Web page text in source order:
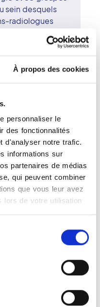
À propos des cookies
personnaliser le
des fonctionnalités
d'analyser notre trafic.
informations sur
partenaires de médias
qui peuvent combiner
que vous leur avez
lors de votre utilisation
sein desquels
radiologues
et
par les
et d'écoute.
dans 12
plus
ainsi que 355
lourds comme
Un
des
permet aux